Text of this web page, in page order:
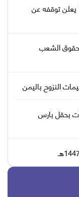
توقفه عن
حقوق الشعب
النزوح باليمن
بحقل بارس